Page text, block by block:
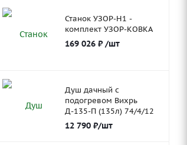
Станок УЗОР-Н1 -
комплект УЗОР-КОВКА
169 026₽ /шт
Душ дачный с
подогревом Вихрь
Д-135-П (135л) 74/4/12
12 790₽/шт